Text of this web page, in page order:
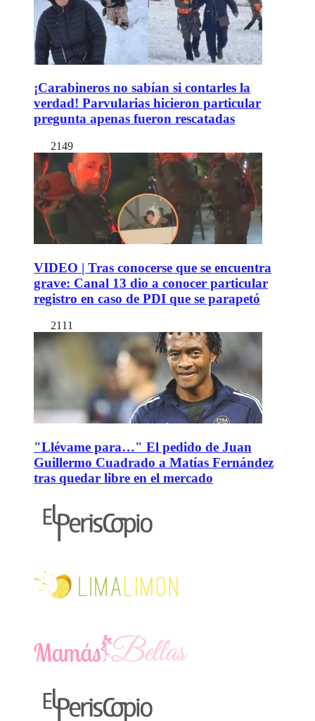
¡Carabineros no sabían si contarles la
verdad! Parvularias hicieron particular
pregunta apenas fueron rescatadas
2149
VIDEO | Tras conocerse que se encuentra
grave: Canal 13 dio a conocer particular
registro en caso de PDI que se parapetó
2111
"Llévame para…" El pedido de Juan
Guillermo Cuadrado a Matías Fernández
tras quedar libre en el mercado